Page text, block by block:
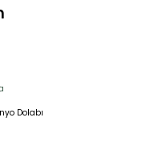
Dolabı